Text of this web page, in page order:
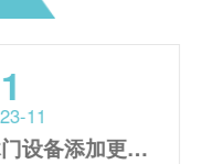
11
木门设备添加更换润滑油的常见误区